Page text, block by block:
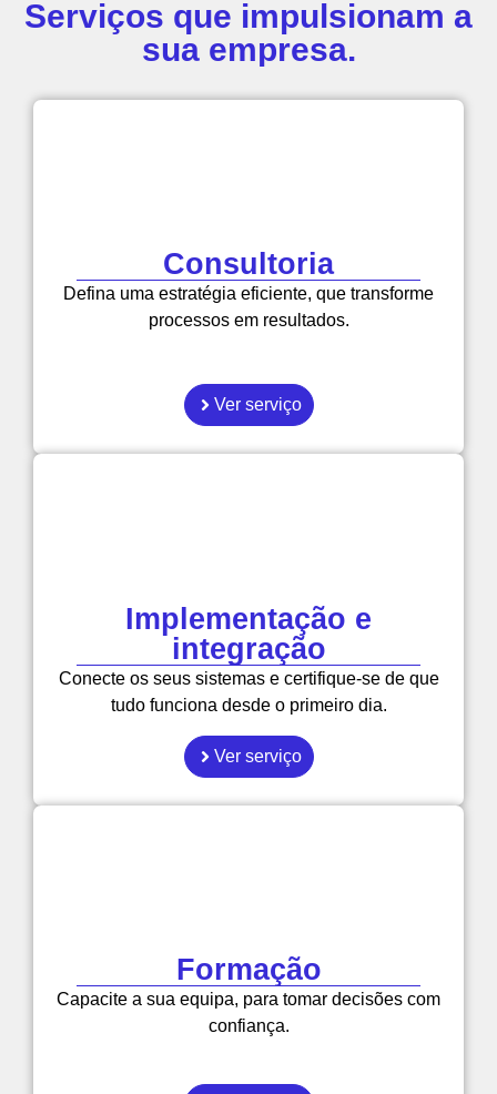
Serviços que impulsionam a
sua empresa.
Consultoria
Defina uma estratégia eficiente, que transforme
processos em resultados.
Ver serviço
Implementação e
integração
Conecte os seus sistemas e certifique-se de que
tudo funciona desde o primeiro dia.
Ver serviço
Formação
Capacite a sua equipa, para tomar decisões com
confiança.